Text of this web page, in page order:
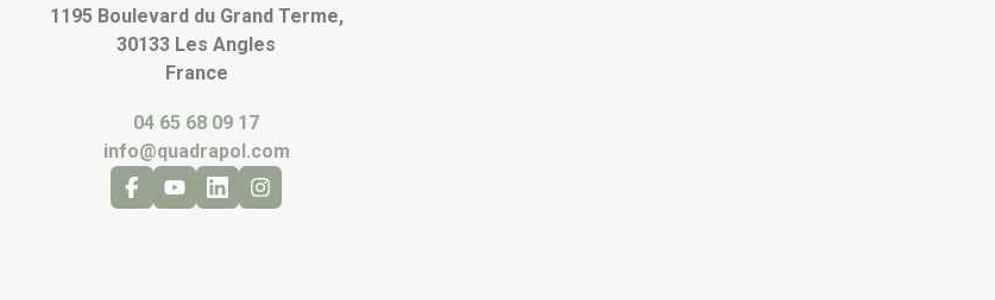
1195 Boulevard du Grand Terme,
30133 Les Angles
France
04 65 68 09 17
info@quadrapol.com